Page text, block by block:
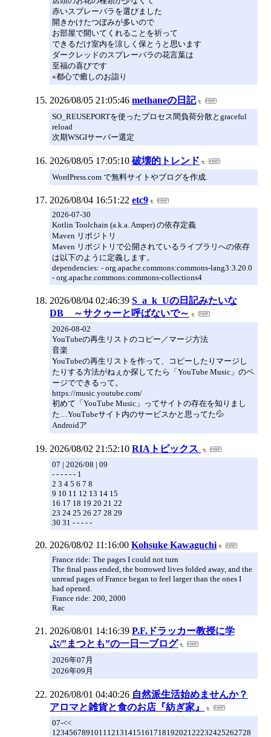
赤いスプレーバラを選びました
開きかけたつぼみが多いので
お部屋で開いてくれることを祈って
できるだけ室内を涼しく保とうと思います
ダークレッドのスプレーバラの花言葉は
至福の喜びです
«都心で癒しのお詣り
2026/08/05 21:05:46 methaneの日記
SO_REUSEPORTを使ったプロセス間負荷分散とgraceful
reload
次期WSGIサーバー選定
2026/08/05 17:05:10 破壊的トレンド
WordPress.com で無料サイトやブログを作成.
2026/08/04 16:51:22 etc9
2026-07-30
Kotlin Toolchain (a.k.a. Amper) の依存定義
Maven リポジトリ
Maven リポジトリで公開されているライブラリへの依存
は以下のように定義します。
dependencies: - org.apache.commons:commons-lang3:3.20.0
- org.apache.commons:commons-collections4
2026/08/04 02:46:39 S_a_k_Uの日記みたいな
DB ～サクゥーと呼ばないで～
2026-08-02
YouTubeの再生リストのコピー／マージ方法
音楽
YouTubeの再生リストを作って、コピーしたりマージし
たりする方法がねぇか探してたら「YouTube Music」のペ
ージでできるって。
https://music.youtube.com/
初めて「YouTube Music」ってサイトの存在を知りまし
た…YouTubeサイト内のサービスかと思ってた💦
Androidア
2026/08/02 21:52:10 RIAトピックス
07 | 2026/08 | 09
- - - - - - 1
2 3 4 5 6 7 8
9 10 11 12 13 14 15
16 17 18 19 20 21 22
23 24 25 26 27 28 29
30 31 - - - - -
2026/08/02 11:16:00 Kohsuke Kawaguchi
France ride: The pages I could not turn
The final pass ended, the borrowed lives folded away, and the
unread pages of France began to feel larger than the ones I
had opened.
France ride: 200, 2000
Rac
2026/08/01 14:16:39 P.F.ドラッカー教授に学
ぶ/”まつとも”の一日一ブログ
2026年07月
2026年09月
2026/08/01 04:40:26 自然派生活始めませんか？
アロマと雑貨と食のお店『紡ぎ家』
07-<<
12345678910111213141516171819202122232425262728